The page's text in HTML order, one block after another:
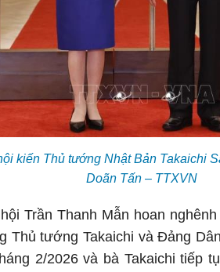
kiến Thủ tướng Nhật Bản Takaichi
Doãn Tấn – TTXVN
Trần Thanh Mẫn hoan
Thủ tướng Takaichi và Đảng
2/2026 và bà Takaichi tiếp